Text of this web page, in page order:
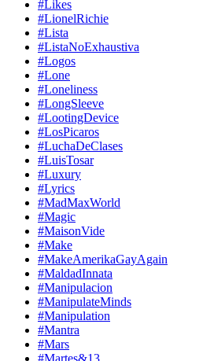
#Likes
#LionelRichie
#Lista
#ListaNoExhaustiva
#Logos
#Lone
#Loneliness
#LongSleeve
#LootingDevice
#LosPicaros
#LuchaDeClases
#LuisTosar
#Luxury
#Lyrics
#MadMaxWorld
#Magic
#MaisonVide
#Make
#MakeAmerikaGayAgain
#MaldadInnata
#Manipulacion
#ManipulateMinds
#Manipulation
#Mantra
#Mars